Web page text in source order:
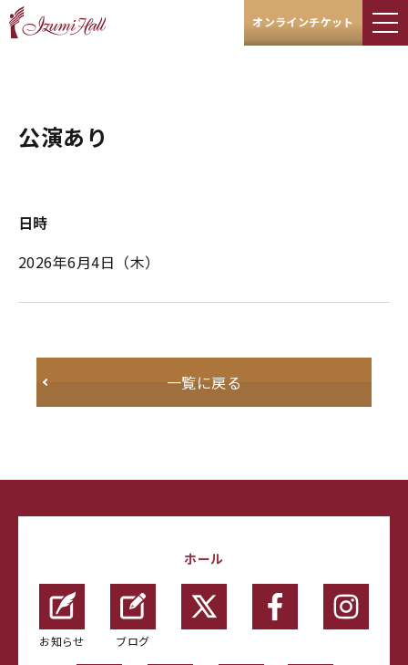
オンラインチケット
公演あり
日時
2026年6月4日 （木）
一覧に戻る
ホール
お知らせ ブログ